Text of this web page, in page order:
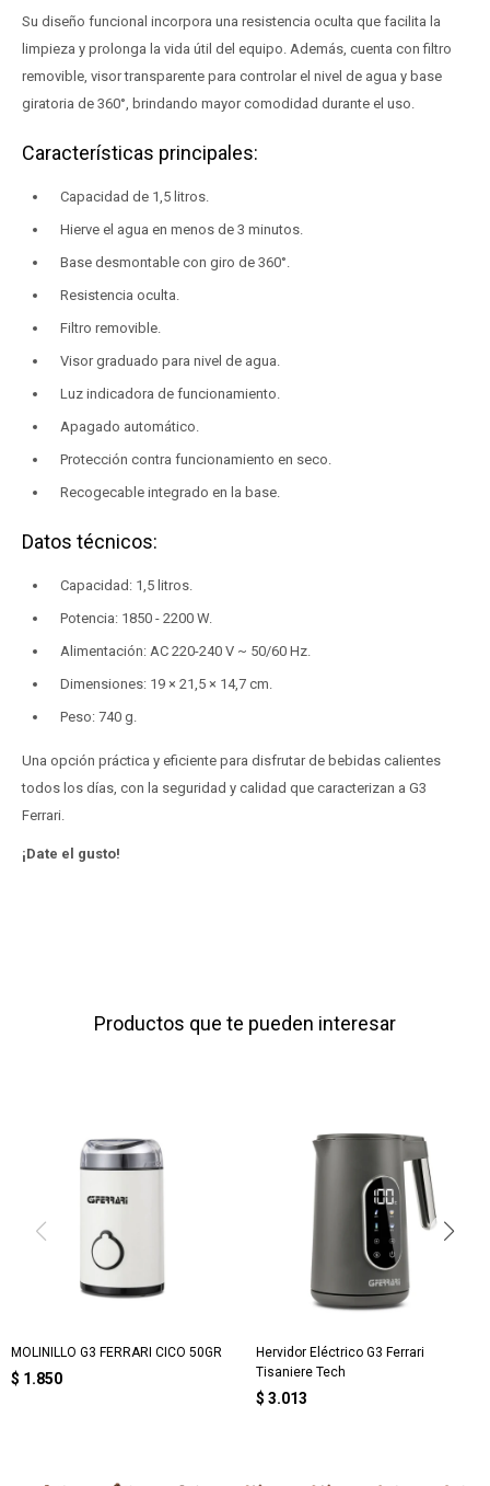
Su diseño funcional incorpora una resistencia oculta que facilita la
limpieza y prolonga la vida útil del equipo. Además, cuenta con filtro
removible, visor transparente para controlar el nivel de agua y base
giratoria de 360°, brindando mayor comodidad durante el uso.
Características principales:
Capacidad de 1,5 litros.
Hierve el agua en menos de 3 minutos.
Base desmontable con giro de 360°.
Resistencia oculta.
Filtro removible.
Visor graduado para nivel de agua.
Luz indicadora de funcionamiento.
Apagado automático.
Protección contra funcionamiento en seco.
Recogecable integrado en la base.
Datos técnicos:
Capacidad: 1,5 litros.
Potencia: 1850 - 2200 W.
Alimentación: AC 220-240 V ~ 50/60 Hz.
Dimensiones: 19 × 21,5 × 14,7 cm.
Peso: 740 g.
Una opción práctica y eficiente para disfrutar de bebidas calientes
todos los días, con la seguridad y calidad que caracterizan a G3
Ferrari.
¡Date el gusto!
Productos que te pueden interesar
MOLINILLO G3 FERRARI CICO 50GR
$ 1.850
Hervidor Eléctrico G3 Ferrari
Tisaniere Tech
$ 3.013